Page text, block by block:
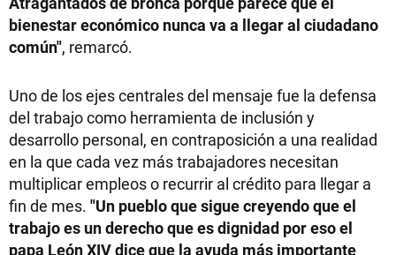
bienestar económico nunca va a llegar al ciudadano
común", remarcó.
Uno de los ejes centrales del mensaje fue la defensa
del trabajo como herramienta de inclusión y
desarrollo personal, en contraposición a una realidad
en la que cada vez más trabajadores necesitan
multiplicar empleos o recurrir al crédito para llegar a
fin de mes. "Un pueblo que sigue creyendo que el
trabajo es un derecho que es dignidad por eso el
papa León XIV dice que la ayuda más importante